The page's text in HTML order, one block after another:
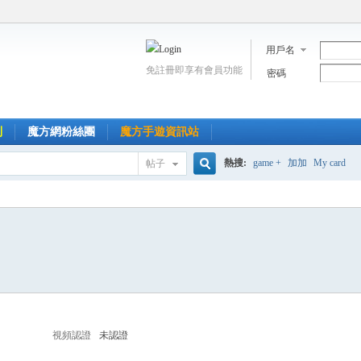
用戶名
密碼
免註冊即享有會員功能
魔方網粉絲團 魔方手遊資訊站
帖子 熱搜: game + 加加 My card
視頻認證 未認證